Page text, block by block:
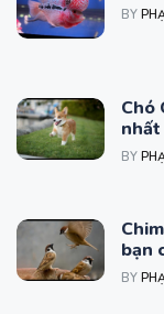
BY
Chó
BY
bạn
BY